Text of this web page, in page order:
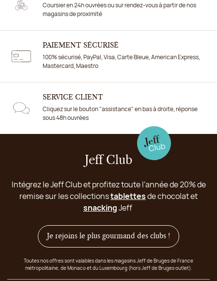
Coursier en 24h ouvrées ou sur rendez-vous à partir de nos
magasins de proximité
PAIEMENT SÉCURISÉ
100% sécurisé, PayPal, Visa, Carte Bleue, American Express,
Mastercard, Maestro
SERVICE CLIENT
Cliquez sur le bouton "assistance" en bas à droite, réponse
sous 48h ouvrées
Jeff Club
Intégrez le Jeff Club et profitez toute l'année de 20% de
remise sur les collectionstablettesde chocolat et
snackingJeff
Je rejoins le plus gourmand des clubs !
Toutes nos offres sont valables dans les magasins Jeff de Bruges de France
métropolitaine, de Monaco et du Luxembourg (hors Jeff de Bruges outlet).